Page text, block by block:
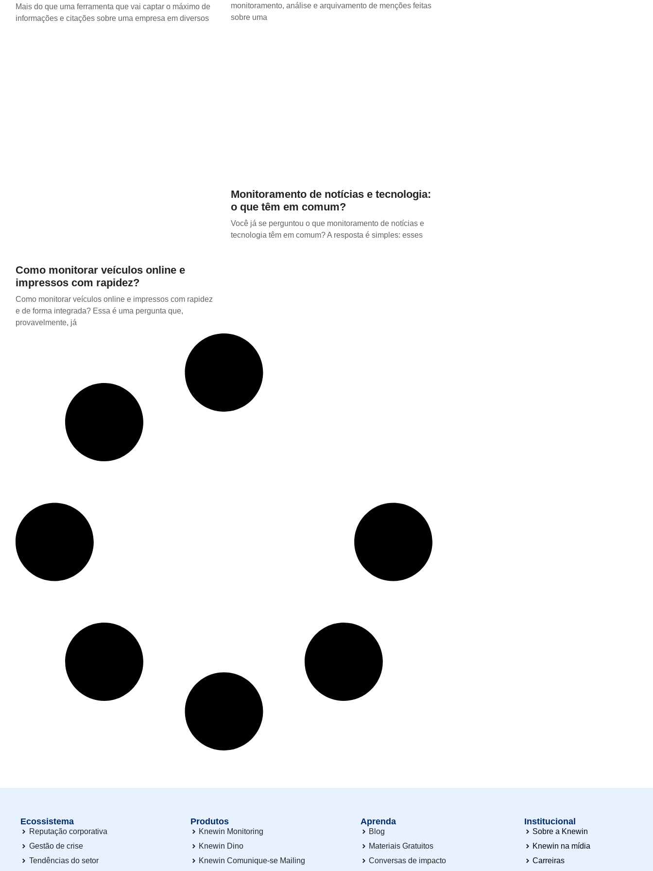
Mais do que uma ferramenta que vai captar o máximo de
informações e citações sobre uma empresa em diversos
monitoramento, análise e arquivamento de menções feitas
sobre uma
Como monitorar veículos online e
impressos com rapidez?
Como monitorar veículos online e impressos com rapidez
e de forma integrada? Essa é uma pergunta que,
provavelmente, já
Monitoramento de notícias e tecnologia:
o que têm em comum?
Você já se perguntou o que monitoramento de notícias e
tecnologia têm em comum? A resposta é simples: esses
Ecossistema
Reputação corporativa
Gestão de crise
Tendências do setor
Produtos
Knewin Monitoring
Knewin Dino
Knewin Comunique-se Mailing
Aprenda
Blog
Materiais Gratuitos
Conversas de impacto
Institucional
Sobre a Knewin
Knewin na mídia
Carreiras